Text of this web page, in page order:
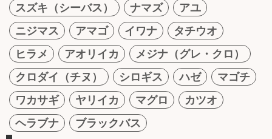
スズキ（シーバス）
ナマズ
アユ
ニジマス
アマゴ イワナ
タチウオ
ヒラメ
アオリイカ
メジナ（グレ・クロ）
クロダイ（チヌ）
シロギス ハゼ
マゴチ
ワカサギ
ヤリイカ マグロ
カツオ
ヘラブナ
ブラックバス